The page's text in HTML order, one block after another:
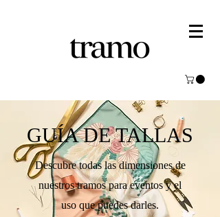
GUÍA DE TALLAS
Descubre todas las dimensiones de
nuestros tramos para eventos y el
uso que puedes darles.